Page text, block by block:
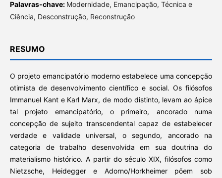
Palavras-chave: Modernidade, Emancipação, Técnica e
Ciência, Desconstrução, Reconstrução
RESUMO
O projeto emancipatório moderno estabelece uma concepção
otimista de desenvolvimento científico e social. Os filósofos
Immanuel Kant e Karl Marx, de modo distinto, levam ao ápice
tal projeto emancipatório, o primeiro, ancorado numa
concepção de sujeito transcendental capaz de estabelecer
verdade e validade universal, o segundo, ancorado na
categoria de trabalho desenvolvida em sua doutrina do
materialismo histórico. A partir do século XIX, filósofos como
Nietzsche, Heidegger e Adorno/Horkheimer põem sob